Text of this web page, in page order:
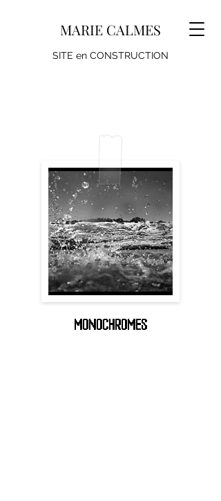
MARIE CALMES
SITE en CONSTRUCTION
MONOCHROMES